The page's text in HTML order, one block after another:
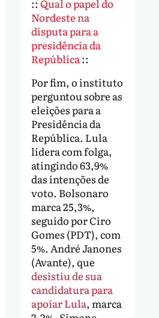
:: Qual o papel do
Nordeste na
disputa para a
presidência da
República ::
Por fim, o instituto
perguntou sobre as
eleições para a
Presidência da
República. Lula
lidera com folga,
atingindo 63,9%
das intenções de
voto. Bolsonaro
marca 25,3%,
seguido por Ciro
Gomes (PDT), com
5%. André Janones
(Avante), que
desistiu de sua
candidatura para
apoiar Lula, marca